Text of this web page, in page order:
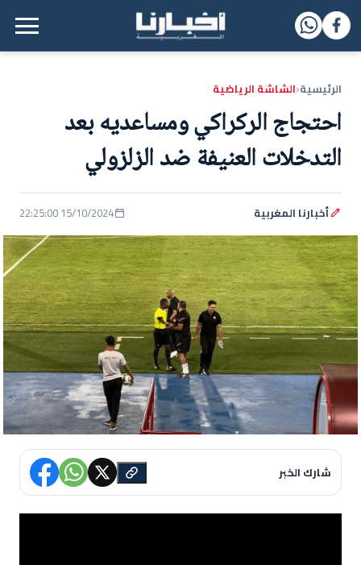
القائمة الرئيسية
الرئيسية‹الشاشة الرياضية
احتجاج الركراكي ومساعديه بعد
التدخلات العنيفة ضد الزلزولي
أخبارنا المغربية 15/10/2024 22:25:00
شارك الخبر